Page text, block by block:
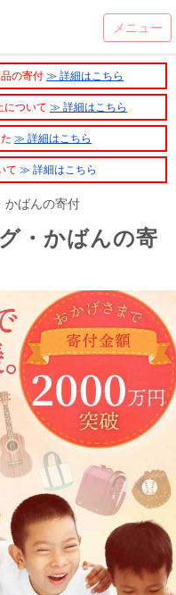
の寄付 ≫ 詳細はこちら
について ≫ 詳細はこちら
≫ 詳細はこちら
て ≫ 詳細はこちら
かばんの寄付
・かばんの寄